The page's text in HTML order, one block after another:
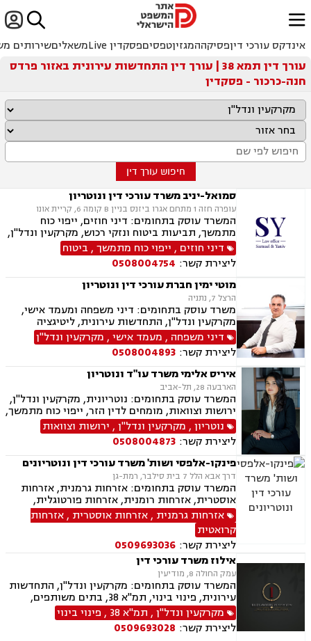

ﱐ
אינדקס עורכי דיןפסיקההמגזיןטפסיםפסקדין Live משאליםשירותים
עורך דין תמא 38 | עורך דין התחדשות עירונית באזור פרדס
חנה-כרכור - פסקדין
חיפוש עורך דין
סמואל-יניב משרד עורכי דין ונוטריון
עופרה חזה 1 מתחם אגרו ביזנס בניין B קומה 6, קריית אונו
המשרד עוסק בתחומים: דיני חוזים, ייפוי כוח
מתמשך, תביעות ביטוח ונזקי רכוש, מקרקעין ונדל"ן,
תמ"א 38, לשון הרע, ירושות וצוואות, מושבים
וקיבוצים, קבוצות רכישה, ליקוי בניה, פינוי בינוי,
פינוי מושכר, עסקאות מכר דירה, מגרשים לבניה,
נחלות ומשקים במושבים, רשות מקרקעי ישראל,
העברה בין דורית, בן ממשיך, נזקי גוף ותאונות,
תאונות דרכים, תאונות עבודה, תאונות תלמידים,
אובדן כושר עבודה, תאונות עקב רשלנות.
דיני חוזים , ייפוי כוח מתמשך, ביטוח
ליצירת קשר: 0508004754
מוטי ימין חברת עורכי דין ונוטריון
הרצל 7, נתניה
משרד עוסק בתחומים: דיני משפחה ומעמד אישי,
מקרקעין ונדל"ן, התחדשות עירונית, ליטיגציה
אזרחית-מסחרית, סכסוכים חוזיים, סכסוכים כספיים,
דיני חברות, ירושות וצוואות, ייפוי כוח מתמשך,
גישור.
דיני משפחה , מעמד אישי, מקרקעין ונדל"ן
ליצירת קשר: 0508004893
איריס אלימי משרד עו"ד ונוטריון
הארבעה 28, תל-אביב
המשרד עוסק בתחומים: נוטריונית, מקרקעין ונדל"ן,
ירושות וצוואות, מומחים לדין הזר, ייפוי כוח מתמשך,
מיסים, תמ"א 38, אזרחות זרה ודרכון זר.
נוטריון, מקרקעין ונדל"ן, ירושות וצוואות
ליצירת קשר: 0508004873
פינקו-אלפסי ושות' משרד עורכי דין ונוטריונים
דרך אבא הלל 7 בית סילבר, רמת-גן
המשרד עוסק בתחומים: אזרחות גרמנית, אזרחות
אוסטרית, אזרחות רומנית, אזרחות פורטוגלית,
אזרחות מרוקאית, אזרחות קרואטית, אזרחות
ספרדית, אזרחות צ'כית, ייפוי כוח מתמשך, נוטריון,
ירושות וצוואות, תמ"א 38
אזרחות גרמנית ,אזרחות אוסטרית ,אזרחות
קרואטית
ליצירת קשר: 0509693036
אילוז משרד עורכי דין
עמק החולה 8, מודיעין
המשרד עוסק בתחומים: מקרקעין ונדל"ן, התחדשות
עירונית, פינוי בינוי, תמ"א 38, בתים משותפים,
מגרשים לבנייה, עסקאות מכר דירה
מקרקעין ונדל"ן, תמ"א 38 , פינוי בינוי
ליצירת קשר: 0509693028